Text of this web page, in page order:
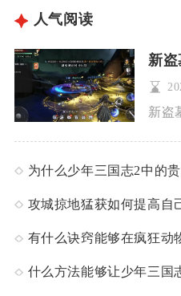
人气阅读
新
为什么少年三国志2中的
攻城掠地猛获如何提高自
有什么诀窍能够在疯狂动
什么方法能够让少年三国